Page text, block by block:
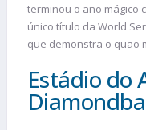
terminou o ano mágico
único título da World
que demonstra o quão
Estádio do